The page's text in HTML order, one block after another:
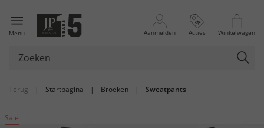
Menu Aanmelden Acties Winkelwagen
Terug | Startpagina | Broeken | Sweatpants
Sale